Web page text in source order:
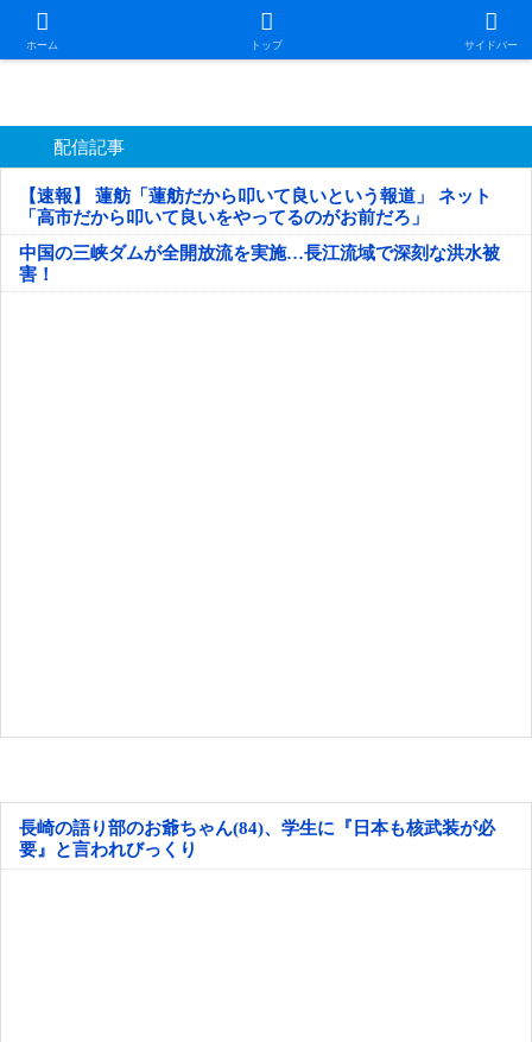
ホーム トップ サイドバー
日本第一！ニュース録
配信記事
【速報】 蓮舫「蓮舫だから叩いて良いという報道」 ネット
「高市だから叩いて良いをやってるのがお前だろ」
中国の三峡ダムが全開放流を実施…長江流域で深刻な洪水被
害！
長崎の語り部のお爺ちゃん(84)、学生に『日本も核武装が必
要』と言われびっくり